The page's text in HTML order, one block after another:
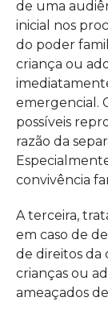
de uma
inicial nos
do poder
criança ou
emergencial.
possíveis
razão da
convivência
A terceira,
em caso de
de direitos da
crianças ou
ameaçados